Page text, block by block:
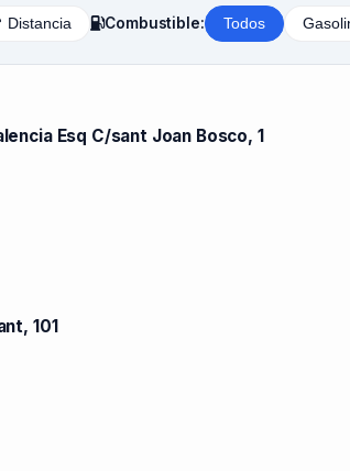
Distancia Combustible: Todos
Esq C/sant Joan Bosco, 1
101